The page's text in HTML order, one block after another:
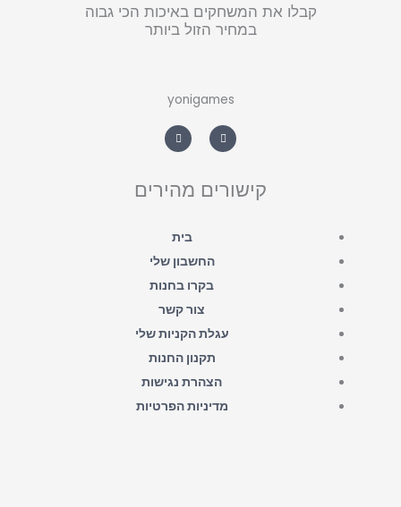
קבלו את המשחקים באיכות הכי גבוה
במחיר הזול ביותר
yonigames
a
c
e
o
h
a
t
p
p
קישורים מהירים
בית
החשבון שלי
בקרו בחנות
צור קשר
עגלת הקניות שלי
תקנון החנות
הצהרת נגישות
מדיניות הפרטיות